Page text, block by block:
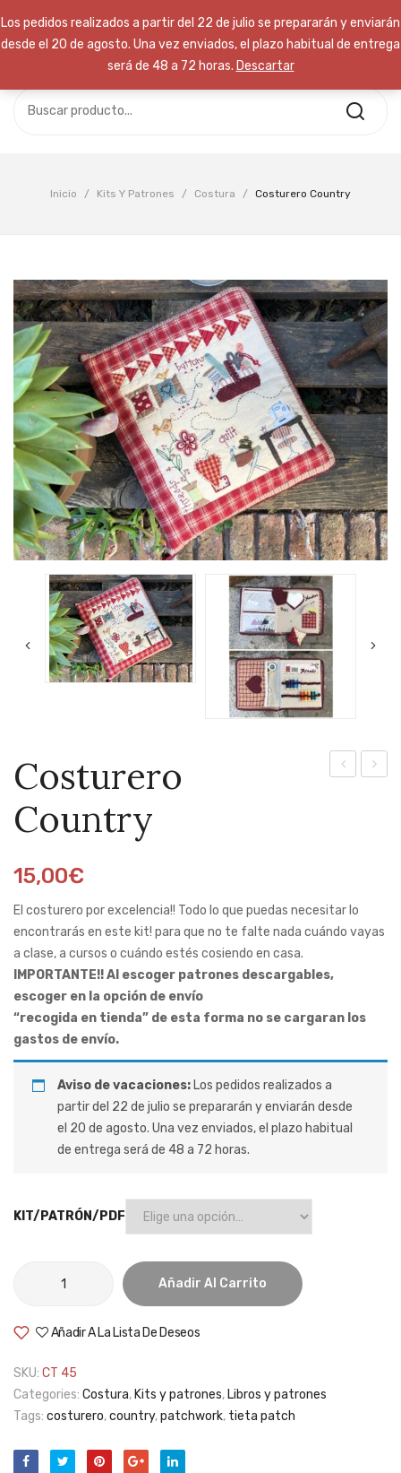
TIENDA
Call Support: (+800) 123 456 789
No hay productos en el carrito.
Inicio / Kits Y Patrones / Costura / Costurero Country
Costurero
Country
15,00€
El costurero por excelencia!! Todo lo que puedas necesitar lo
encontrarás en este kit! para que no te falte nada cuándo vayas
a clase, a cursos o cuándo estés cosiendo en casa.
IMPORTANTE!! Al escoger patrones descargables,
escoger en la opción de envío
“recogida en tienda” de esta forma no se cargaran los
gastos de envío.
Aviso de vacaciones: Los pedidos realizados a
partir del 22 de julio se prepararán y enviarán desde
el 20 de agosto. Una vez enviados, el plazo habitual
de entrega será de 48 a 72 horas.
KIT/PATRÓN/PDF
country
Añadir Al Carrito
Añadir A La Lista De Deseos
SKU: CT 45
Categories: Costura, Kits y patrones, Libros y patrones
Tags: costurero,country,patchwork, tieta patch
Los pedidos realizados a partir del 22 de julio se prepararán y enviarán
desde el 20 de agosto. Una vez enviados, el plazo habitual de entrega
será de 48 a 72 horas. Descartar